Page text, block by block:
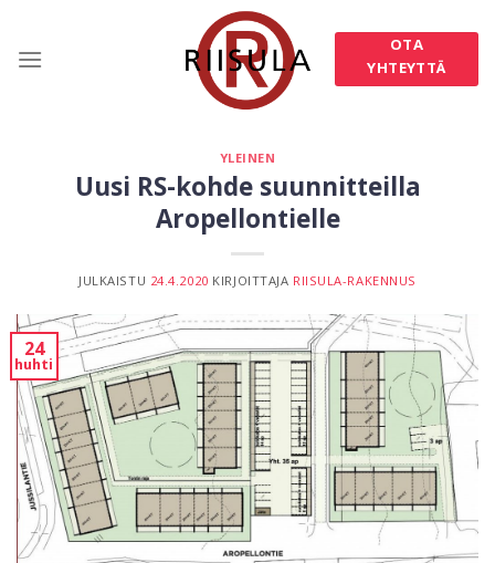
content
OTA
YHTEYTTÄ
YLEINEN
Uusi RS-kohde suunnitteilla
Aropellontielle
JULKAISTU 24.4.2020 KIRJOITTAJA RIISULA-RAKENNUS
24
huhti